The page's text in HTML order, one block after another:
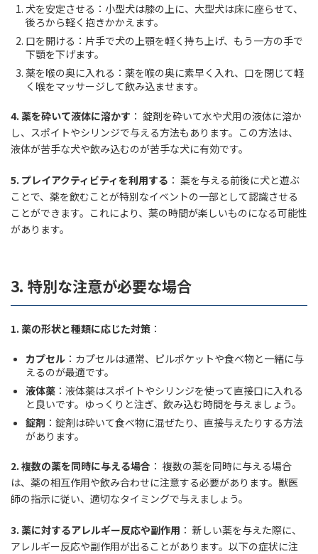
犬を安定させる：小型犬は膝の上に、大型犬は床に座らせて、
後ろから軽く抱きかかえます。
口を開ける：片手で犬の上顎を軽く持ち上げ、もう一方の手で
下顎を下げます。
薬を喉の奥に入れる：薬を喉の奥に素早く入れ、口を閉じて軽
く喉をマッサージして飲み込ませます。
4. 薬を砕いて液体に溶かす ： 錠剤を砕いて水や犬用の液体に溶か
し、スポイトやシリンジで与える方法もあります。この方法は、
液体が苦手な犬や飲み込むのが苦手な犬に有効です。
5. プレイアクティビティを利用する ： 薬を与える前後に犬と遊ぶ
ことで、薬を飲むことが特別なイベントの一部として認識させる
ことができます。これにより、薬の時間が楽しいものになる可能性
があります。
3. 特別な注意が必要な場合
1. 薬の形状と種類に応じた対策 ：
カプセル ：カプセルは通常、ピルポケットや食べ物と一緒に与
えるのが最適です。
液体薬 ：液体薬はスポイトやシリンジを使って直接口に入れる
と良いです。ゆっくりと注ぎ、飲み込む時間を与えましょう。
錠剤 ：錠剤は砕いて食べ物に混ぜたり、直接与えたりする方法
があります。
2. 複数の薬を同時に与える場合 ： 複数の薬を同時に与える場合
は、薬の相互作用や飲み合わせに注意する必要があります。獣医
師の指示に従い、適切なタイミングで与えましょう。
3. 薬に対するアレルギー反応や副作用 ： 新しい薬を与えた際に、
アレルギー反応や副作用が出ることがあります。以下の症状に注